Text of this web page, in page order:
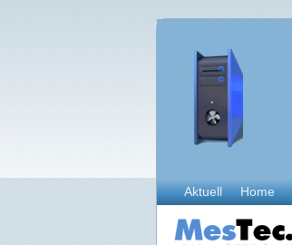
Aktuell Home